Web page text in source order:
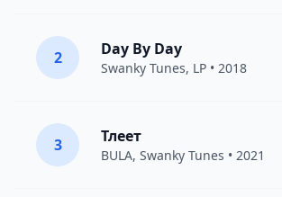
2 Day By Day
Swanky Tunes, LP • 2018
3 Тлеет
BULA, Swanky Tunes • 2021